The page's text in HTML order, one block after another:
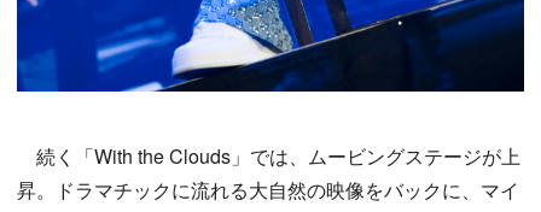
続く「With the Clouds」では、ムービングステージが上
昇。ドラマチックに流れる大自然の映像をバックに、マイ